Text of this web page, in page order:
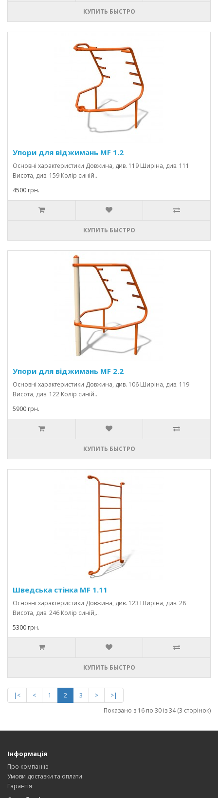
КУПИТЬ БЫСТРО
Упори для віджимань MF 1.2
Основні характеристики Довжина, див. 119 Ширіна, див. 111
Висота, див. 159 Колір синій..
4500 грн.
КУПИТЬ БЫСТРО
Упори для віджимань MF 2.2
Основні характеристики Довжина, див. 106 Ширіна, див. 119
Висота, див. 122 Колір синій..
5900 грн.
КУПИТЬ БЫСТРО
Шведська стінка MF 1.11
Основні характеристики Довжина, див. 123 Ширіна, див. 28
Висота, див. 246 Колір синій,..
5300 грн.
КУПИТЬ БЫСТРО
|< < 1 2 3 >
>|
Показано з 16 по 30 із 34 (3 сторінок)
Інформація
Про компанію
Умови доставки та оплати
Гарантія